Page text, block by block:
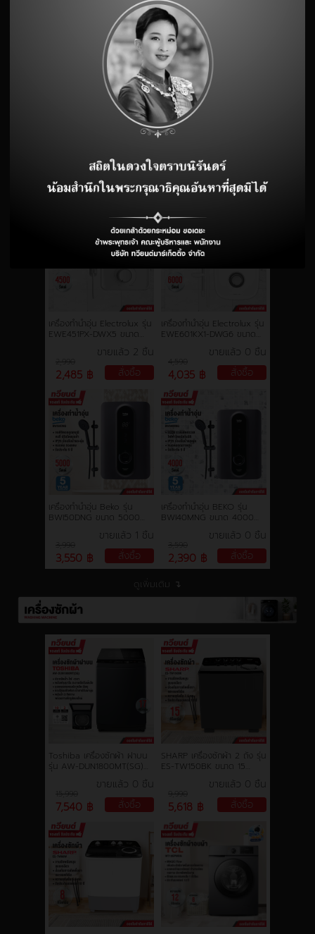
3,080
1,690 ฿
ขายแล้ว 36 ชิ้น
สั่งซื้อ
วัตต์ รับประกัน 5 ปี
3,520 ฿
ขายแล้ว 6 ชิ้น
สั่งซื้อ
เครื่องทำน้ำอุ่น Electrolux รุ่น
EWE451PX-DWX5 ขนาด
2,990
2,485 ฿
ขายแล้ว 2 ชิ้น
สั่งซื้อ
เครื่องทำน้ำอุ่น Electrolux รุ่น
EWE601KX1-DWG6 ขนาด
4,590
4,035 ฿
ขายแล้ว 0 ชิ้น
สั่งซื้อ
เครื่องทำน้ำอุ่น Beko รุ่น
BWI50DNG ขนาด 5000
ประกันหม้อต้ม 5 ปี
3,990
3,550 ฿
ขายแล้ว 1 ชิ้น
สั่งซื้อ
เครื่องทำน้ำอุ่น BEKO รุ่น
BWI40MNG ขนาด 4000
3,590
2,390 ฿
ขายแล้ว 0 ชิ้น
สั่งซื้อ
ดูเพิ่มเติม ↴
Toshiba เครื่องซักผ้า ฝาบน
รุ่น AW-DUN1800MT(SG)
ประหยัดไฟ รับประกัน 2 ปี
มอเตอร์ 10 ปี
15,990
7,540 ฿
ขายแล้ว 0 ชิ้น
สั่งซื้อ
SHARP เครื่องซักผ้า 2 ถัง รุ่น
ES-TW150BK ขนาด 15
9,990
5,618 ฿
ขายแล้ว 0 ชิ้น
สั่งซื้อ